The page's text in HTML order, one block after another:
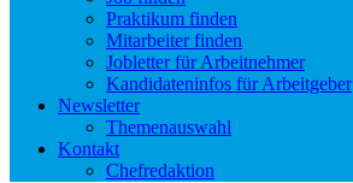
Praktikum finden
Mitarbeiter finden
Jobletter für Arbeitnehmer
Kandidateninfos für Arbeitgeber
Newsletter
Themenauswahl
Kontakt
Chefredaktion